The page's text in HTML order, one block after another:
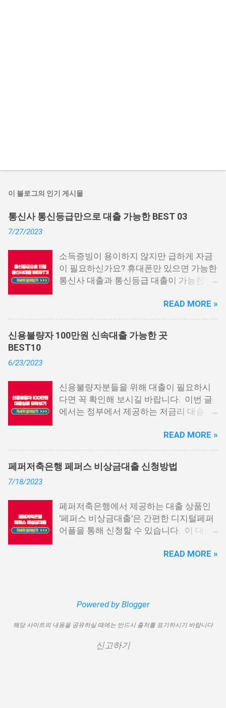
이 블로그의 인기 게시물
통신사 통신등급만으로 대출 가능한 BEST 03
7/27/2023
소득증빙이 용이하지 않지만 급하게 자금
이 필요하신가요? 휴대폰만 있으면 가능한
통신사 대출과 통신등급 대출이 가능한 곳
신사 대출이란? 급히 자금이 필요한 상황
이 발생하면, 때로는 소액 대출을 고려해야
할 수도 있습니다. 하지만 이직 준비로 인
해 무직 상태이거나 소득 증빙이 어려운 상
대출 상품은 휴대폰만 있으면 간편하게 신
청할 수 있으며, 통신 등급에 따라 대출이
가능합니다. 마치 신용등급처럼 등급별로
부 내역과 장기간에 걸쳐 통신사를 이용한
우량한 고객이면, 추가 혜택도 받을 수 있
습니다. 급히 자금이 필요한 경우, 소액 대
해야 할 수도 있습니다. 그러나 통신사 대
출을 고민해보셨다면, 무직자에게는 매우
기쁜 소식일 것입니다. 통신사 대출은 휴대
통신 사용량을 토대로 신용 등급을 부여하
다. 통신사 대출 및 통신 등급 대출이 가능
한 모바일 간편 대출 상품에 대한 안내를
가능한 곳 BEST03 1. 핀크 생활비 대출 핀
READ MORE »
신용불량자 100만원 신속대출 가능한 곳
BEST10
6/23/2023
신용불량자분들을 위해 대출이 필요하시
다면 꼭 확인해 보시길 바랍니다. 이번 글
에서는 정부에서 제공하는 저금리 대출과
상위 10개 상품을 추천해 드립니다. 📌 목
차 1. 소액생계비대출: 연체자 100만원 대
출 2. 신용회복위원회 성실상환자대출 3.
신용회복위원회 비대면 간편대출 4. 햇살
7. 국민행복기금 소액대출 8. 웰컴저축은
행 웰컴희망대출 9. 미래크레디트대부 10.
신용불량자 자동차담보대출 11. 결론 1. 소
생계비대출은 2023년 3월부터 시작된 정
니다. 단, 한정된 예산으로 가장 취약한 계
대 100만원으로 제한됩니다. 대출 기간은
1년이며, 대출금에 대해 연 15.9%의 금리
READ MORE »
페퍼저축은행 페퍼스 비상금대출 신청방법
7/18/2023
페퍼저축은행에서 제공하는 대출 상품인
'페퍼스 비상금대출'은 간편한 디지털페퍼
어플을 통해 신청할 수 있습니다. 이 대출
출 한도를 제공하며, 프리랜서 분들과 같이
출 상품은 최대 500만원까지 대출 가능하
대출 기간은 3년으로 정해져 있으며, 대출
자격은 추정소득 증빙 가능한 모든 분들이
이용 가능합니다. 페퍼스 비상금대출 이외
READ MORE »
Powered by Blogger
해당 사이트의 내용을 공유하실 때에는 반드시 출처를 표기하시기 바랍니다
신고하기